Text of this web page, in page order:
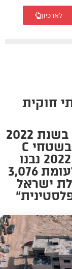
לארכיון
חוקית
דו"ח תנועת רגבים חושף כי בשנת 2022
זינקה הבניה הפלסטינית בשטחי C
ב-80%. ע"פ הדו"ח בשנת 2022 נבנו
5,535 מבנים בלתי חוקיים לעומת 3,076
ישראל